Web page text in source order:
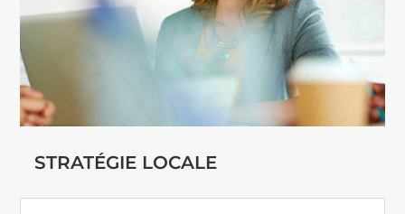
STRATÉGIE LOCALE